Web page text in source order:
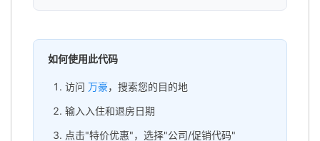
如何使用此代码
访问 万豪，搜索您的目的地
输入入住和退房日期
点击"特价优惠"，选择"公司/促销代码"